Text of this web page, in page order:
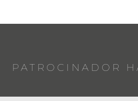
PATROCINADOR